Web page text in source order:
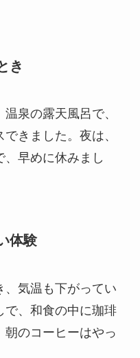
き
泉の露天風呂で、
きました。夜は、
早めに休みまし
体験
、気温も下がってい
で、和食の中に珈琲
朝のコーヒーはやっ